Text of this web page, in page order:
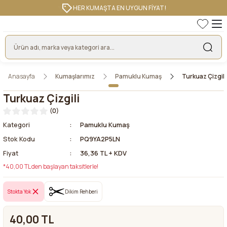
HER KUMAŞTA EN UYGUN FİYAT!
Anasayfa Kumaşlarımız Pamuklu Kumaş Turkuaz Çizgili
Turkuaz Çizgili
(0)
Kategori
Pamuklu Kumaş
Stok Kodu
PQ9YA2P5LN
Fiyat
36,36 TL + KDV
*40,00 TL den başlayan taksitlerle!
Stokta Yok Dikim Rehberi
40,00 TL